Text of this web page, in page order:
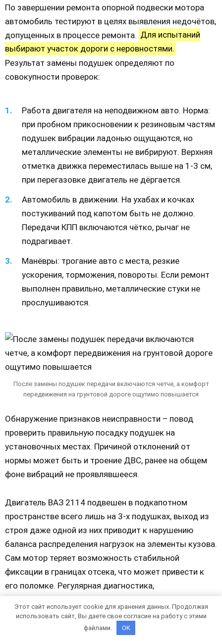
По завершении ремонта опорной подвески мотора
автомобиль тестируют в целях выявления недочётов,
допущенных в процессе ремонта. Для испытаний
выбирают участок дороги с неровностями.
Результат замены подушек определяют по
совокупности проверок:
Работа двигателя на неподвижном авто. Норма:
при пробном прикосновении к резиновым частям
подушек вибрации ладонью ощущаются, но
металлические элементы не вибрируют. Верхняя
отметка движка переместилась выше на 1-3 см,
при перегазовке двигатель не дёргается.
Автомобиль в движении. На ухабах и кочках
постукиваний под капотом быть не должно.
Передачи КПП включаются чётко, рычаг не
подрагивает.
Манёвры: трогание авто с места, резкие
ускорения, торможения, повороты. Если ремонт
выполнен правильно, металлические стуки не
прослушиваются.
После замены подушек передачи включаются четче, а комфорт
передвижения на грунтовой дороге ощутимо повышается
Обнаружение признаков неисправности – повод
проверить правильную посадку подушек на
установочных местах. Причиной отклонений от
нормы может быть и троение ДВС, ранее на общем
фоне вибраций не проявлявшееся.
Двигатель ВАЗ 2114 подвешен в подкапотном
пространстве всего лишь на 3-х подушках, выход из
строя даже одной из них приводит к нарушению
баланса распределения нагрузок на элементы кузова.
Сам мотор теряет возможность стабильной
фиксации в границах отсека, что может привести к
его поломке. Регулярная диагностика,
своевременная замена подушек уберегут автомобиль
от более серьёзных повреждений.
Этот сайт использует cookie для хранения данных. Продолжая
использовать сайт, Вы даете свое согласие на работу с этими
файлами.
OK